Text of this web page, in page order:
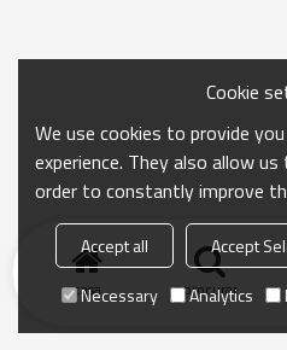
casa procurar
Cookie
We use cookies to provide
experience. They also allow
order to constantly improve
Accept all Accept
Necessary
Analytics